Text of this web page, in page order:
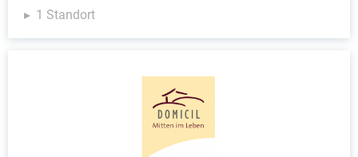
1 Standort